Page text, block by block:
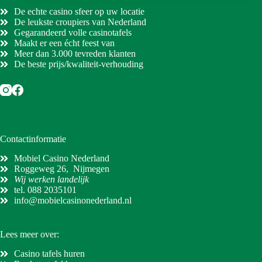
e
De echte casino sfeer op uw locatie
De leukste croupiers van Nederland
Gegarandeerd volle casinotafels
Maakt er een écht feest van
Meer dan 3.000 tevreden klanten
De beste prijs/kwaliteit-verhouding
Contactinformatie
Mobiel Casino Nederland
Roggeweg 26, Nijmegen
Wij werken landelijk
tel. 088 2035101
info@mobielcasinonederland.nl
Lees meer over:
Casino tafels huren